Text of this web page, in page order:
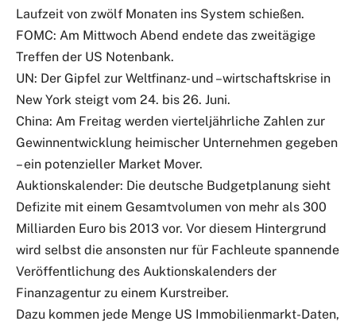
Laufzeit von zwölf Monaten ins System schießen.
FOMC: Am Mittwoch Abend endete das zweitägige
Treffen der US Notenbank.
UN: Der Gipfel zur Weltfinanz- und –wirtschaftskrise in
New York steigt vom 24. bis 26. Juni.
China: Am Freitag werden vierteljährliche Zahlen zur
Gewinnentwicklung heimischer Unternehmen gegeben
– ein potenzieller Market Mover.
Auktionskalender: Die deutsche Budgetplanung sieht
Defizite mit einem Gesamtvolumen von mehr als 300
Milliarden Euro bis 2013 vor. Vor diesem Hintergrund
wird selbst die ansonsten nur für Fachleute spannende
Veröffentlichung des Auktionskalenders der
Finanzagentur zu einem Kurstreiber.
Dazu kommen jede Menge US Immobilienmarkt-Daten,